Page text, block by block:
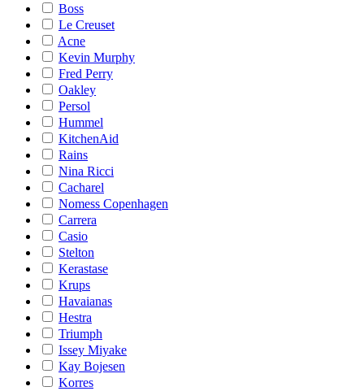
Boss
Le Creuset
Acne
Kevin Murphy
Fred Perry
Oakley
Persol
Hummel
KitchenAid
Rains
Nina Ricci
Cacharel
Nomess Copenhagen
Carrera
Casio
Stelton
Kerastase
Krups
Havaianas
Hestra
Triumph
Issey Miyake
Kay Bojesen
Korres